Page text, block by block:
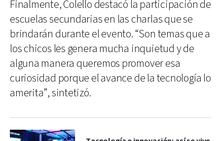
Finalmente, Colello destacó la participación de
escuelas secundarias en las charlas que se
brindarán durante el evento. “Son temas que a
los chicos les genera mucha inquietud y de
alguna manera queremos promover esa
curiosidad porque el avance de la tecnología lo
amerita”, sintetizó.